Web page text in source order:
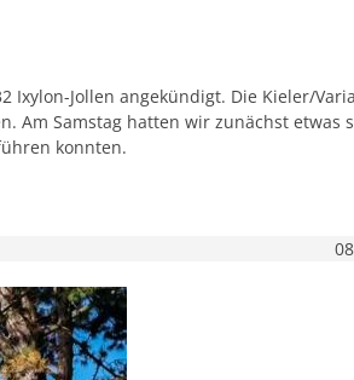
Ixylon-Jollen angekündigt. Die Kieler/
Am Samstag hatten wir zunächst etwas
konnten.